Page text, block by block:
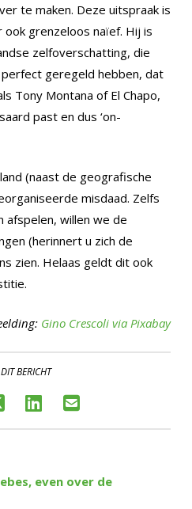
te maken. Deze uitspraak is
ook grenzeloos naïef. Hij is
zelfoverschatting, die
geregeld hebben, dat
Tony Montana of El Chapo,
past en dus ‘on-
(naast de geografische
misdaad. Zelfs
afspelen, willen we de
(herinnert u zich de
zien. Helaas geldt dit ook
Gino Crescoli via Pixabay
BERICHT
even over de